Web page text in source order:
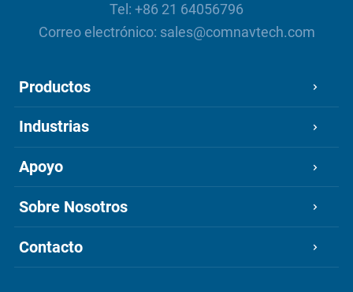
Tel: +86 21 64056796
Correo electrónico: sales@comnavtech.com
Productos
Industrias
Apoyo
Sobre Nosotros
Contacto